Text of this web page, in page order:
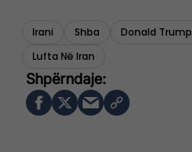
Irani Shba Donald Trump
Lufta Në Iran